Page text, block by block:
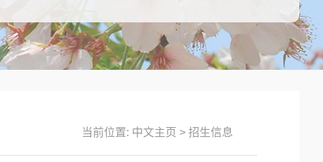
当前位置: 中文主页 >招生信息